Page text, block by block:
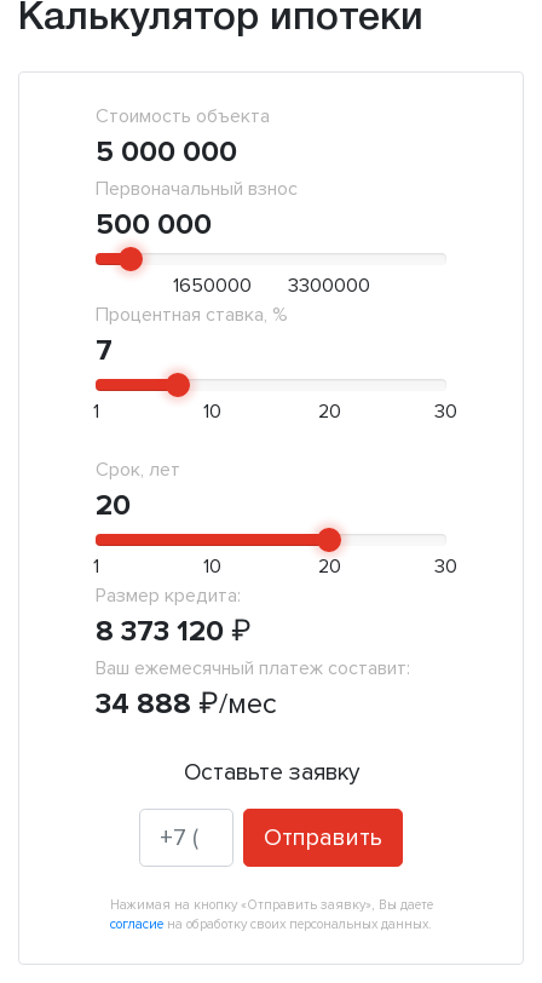
Калькулятор ипотеки
Первоначальный взнос
500 000
Стоимость объекта
5 000 000
1650000
3300000
Процентная ставка, %
7
1 10 20 30
Срок, лет
20
1 10 20
30
Размер кредита:
8 373 120 ₽
Ваш ежемесячный платеж составит:
34 888 ₽/мес
Оставьте заявку
Отправить
Нажимая на кнопку «Отправить заявку», Вы даете
согласие на обработку своих персональных данных.